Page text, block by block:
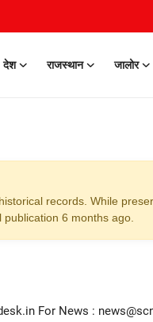
देश राजस्थान जालोर
records. While
6 months ago.
For News :